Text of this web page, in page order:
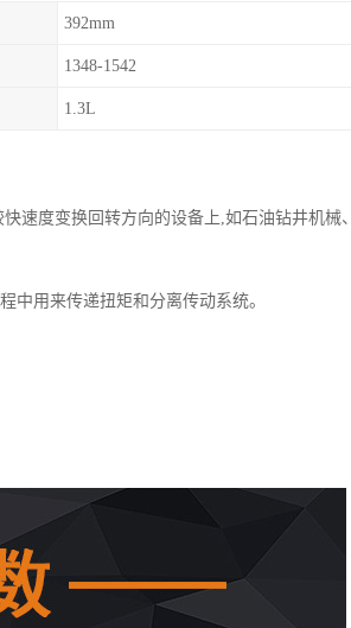
392mm
1348-1542
1.3L
速度变换回转方向的设备上,如石油钻井机械、
中用来传递扭矩和分离传动系统。